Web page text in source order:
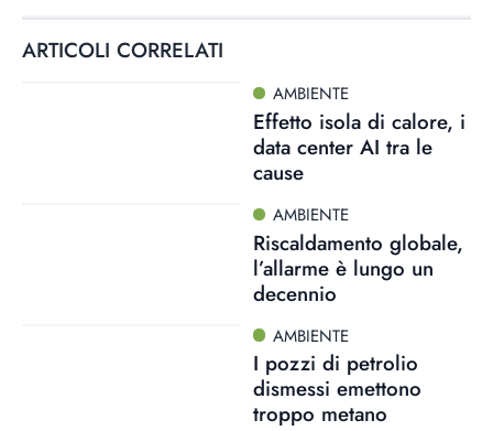
ARTICOLI CORRELATI
AMBIENTE
Effetto isola di calore, i
data center AI tra le
cause
AMBIENTE
Riscaldamento globale,
l’allarme è lungo un
decennio
AMBIENTE
I pozzi di petrolio
dismessi emettono
troppo metano